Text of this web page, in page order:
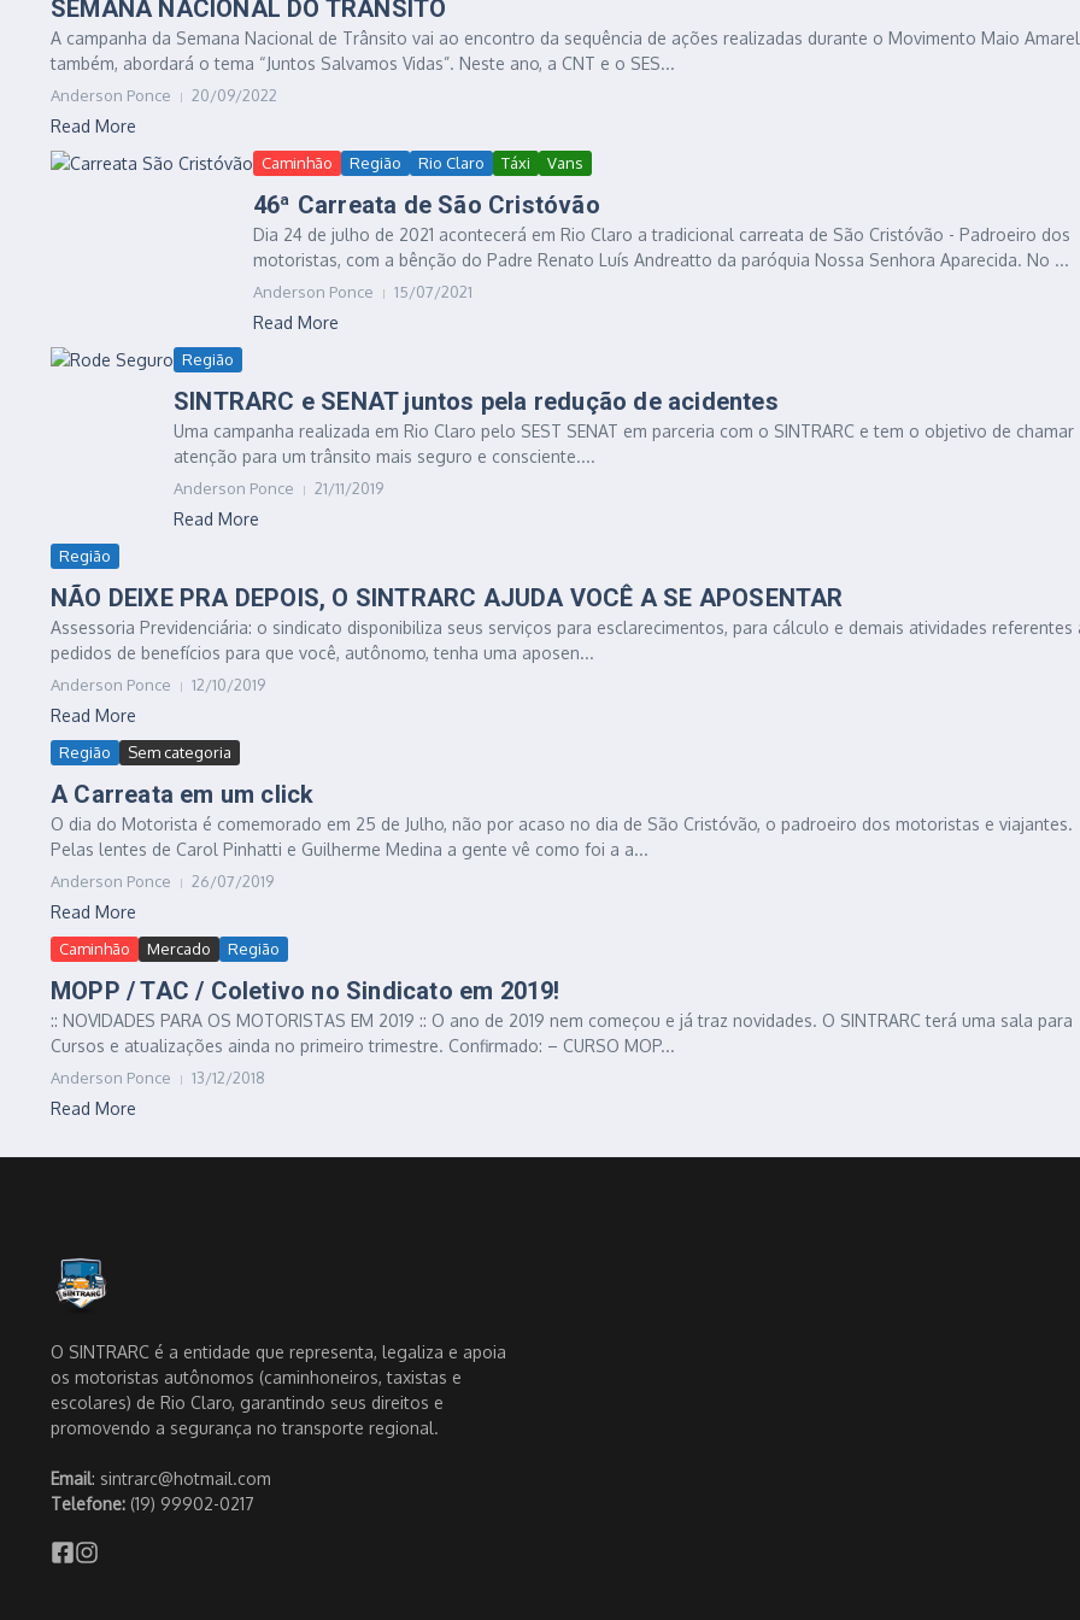
SEMANA NACIONAL DO TRÂNSITO
A campanha da Semana Nacional de Trânsito vai ao encontro da sequência de ações realizadas durante o Movimento Maio
também, abordará o tema “Juntos Salvamos Vidas”. Neste ano, a CNT e o SES...
Anderson Ponce 20/09/2022
Read More
Caminhão Região Rio Claro Táxi Vans
46ª Carreata de São Cristóvão
Dia 24 de julho de 2021 acontecerá em Rio Claro a tradicional carreata de São Cristóvão - Padroeiro dos
motoristas, com a bênção do Padre Renato Luís Andreatto da paróquia Nossa Senhora Aparecida. No ...
Anderson Ponce 15/07/2021
Read More
Região
SINTRARC e SENAT juntos pela redução de acidentes
Uma campanha realizada em Rio Claro pelo SEST SENAT em parceria com o SINTRARC e tem o objetivo de chamar
atenção para um trânsito mais seguro e consciente....
Anderson Ponce 21/11/2019
Read More
Região
NÃO DEIXE PRA DEPOIS, O SINTRARC AJUDA VOCÊ A SE APOSENTAR
Assessoria Previdenciária: o sindicato disponibiliza seus serviços para esclarecimentos, para cálculo e demais atividades referentes
pedidos de benefícios para que você, autônomo, tenha uma aposen...
Anderson Ponce 12/10/2019
Read More
Região Sem categoria
A Carreata em um click
O dia do Motorista é comemorado em 25 de Julho, não por acaso no dia de São Cristóvão, o padroeiro dos motoristas e viajantes.
Pelas lentes de Carol Pinhatti e Guilherme Medina a gente vê como foi a a...
Anderson Ponce 26/07/2019
Read More
Caminhão Mercado Região
MOPP / TAC / Coletivo no Sindicato em 2019!
:: NOVIDADES PARA OS MOTORISTAS EM 2019 :: O ano de 2019 nem começou e já traz novidades. O SINTRARC terá uma sala para
Cursos e atualizações ainda no primeiro trimestre. Confirmado: – CURSO MOP...
Anderson Ponce 13/12/2018
Read More
O SINTRARC é a entidade que representa, legaliza e apoia
os motoristas autônomos (caminhoneiros, taxistas e
escolares) de Rio Claro, garantindo seus direitos e
promovendo a segurança no transporte regional.
Email: sintrarc@hotmail.com
Telefone: (19) 99902-0217